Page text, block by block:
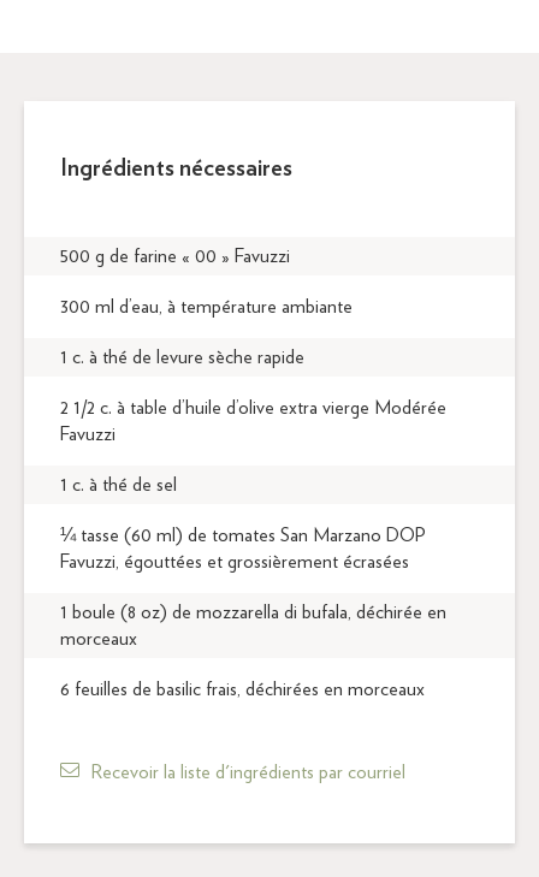
Ingrédients nécessaires
500 g de farine « 00 » Favuzzi
300 ml d’eau, à température ambiante
1 c. à thé de levure sèche rapide
2 1/2 c. à table d’huile d’olive extra vierge Modérée
Favuzzi
1 c. à thé de sel
¼ tasse (60 ml) de tomates San Marzano DOP
Favuzzi, égouttées et grossièrement écrasées
1 boule (8 oz) de mozzarella di bufala, déchirée en
morceaux
6 feuilles de basilic frais, déchirées en morceaux
Recevoir la liste d'ingrédients par courriel